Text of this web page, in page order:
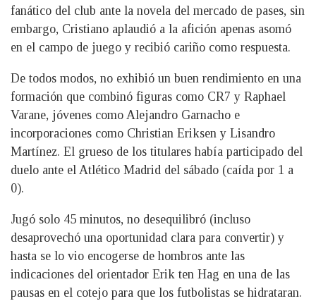
fanático del club ante la novela del mercado de pases, sin
embargo, Cristiano aplaudió a la afición apenas asomó
en el campo de juego y recibió cariño como respuesta.
De todos modos, no exhibió un buen rendimiento en una
formación que combinó figuras como CR7 y Raphael
Varane, jóvenes como Alejandro Garnacho e
incorporaciones como Christian Eriksen y Lisandro
Martínez. El grueso de los titulares había participado del
duelo ante el Atlético Madrid del sábado (caída por 1 a
0).
Jugó solo 45 minutos, no desequilibró (incluso
desaprovechó una oportunidad clara para convertir) y
hasta se lo vio encogerse de hombros ante las
indicaciones del orientador Erik ten Hag en una de las
pausas en el cotejo para que los futbolistas se hidrataran.